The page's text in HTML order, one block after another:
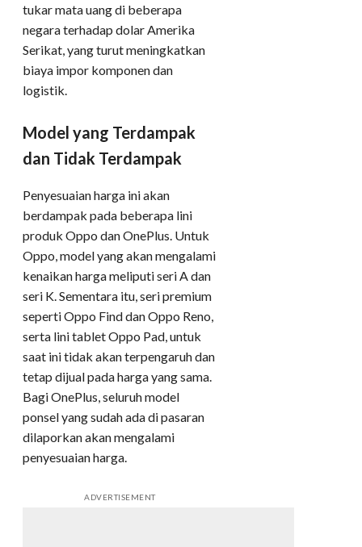
tukar mata uang di beberapa
negara terhadap dolar Amerika
Serikat, yang turut meningkatkan
biaya impor komponen dan
logistik.
Model yang Terdampak
dan Tidak Terdampak
Penyesuaian harga ini akan
berdampak pada beberapa lini
produk Oppo dan OnePlus. Untuk
Oppo, model yang akan mengalami
kenaikan harga meliputi seri A dan
seri K. Sementara itu, seri premium
seperti Oppo Find dan Oppo Reno,
serta lini tablet Oppo Pad, untuk
saat ini tidak akan terpengaruh dan
tetap dijual pada harga yang sama.
Bagi OnePlus, seluruh model
ponsel yang sudah ada di pasaran
dilaporkan akan mengalami
penyesuaian harga.
ADVERTISEMENT